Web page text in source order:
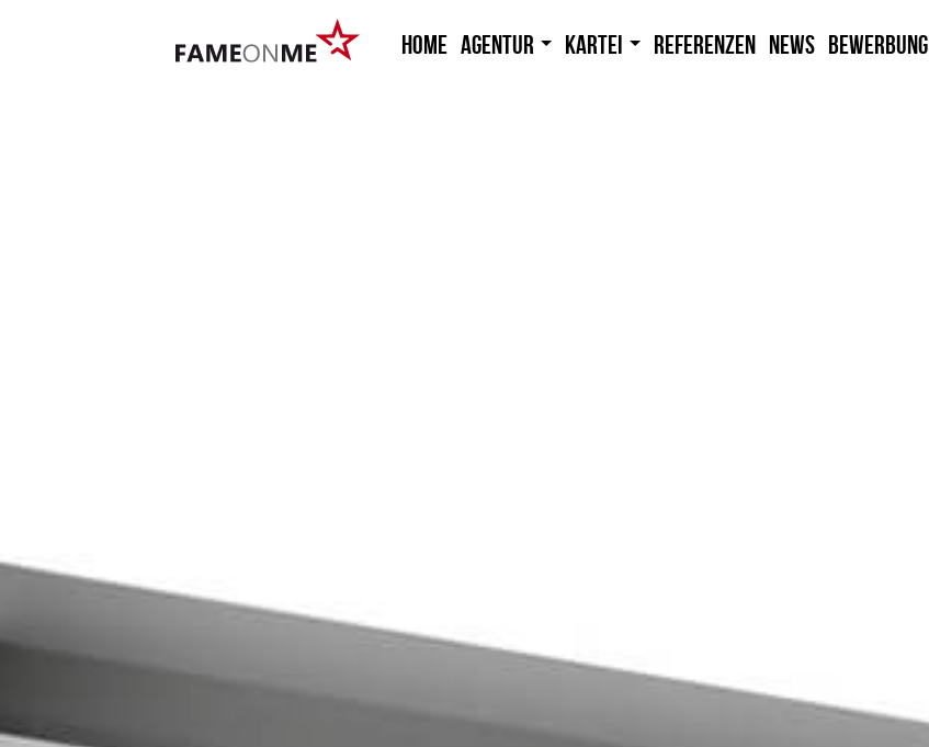
HOME Agentur Kartei Referenzen News Bewerbung